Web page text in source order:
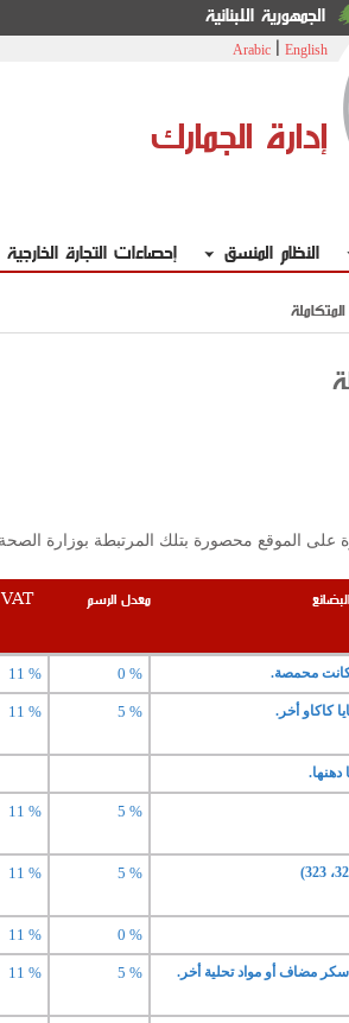
الجمهورية اللبنانية
Arabic English
إدارة الجمارك
النظام المنسق إحصاءات التجارة الخارجية
معدل الرسم VAT
كانت محمصة. 0 %
11 %
كاكاو أخر. 5 %
11 %
دهنها.
5 %
11 %
5 %
11 %
0 %
11 %
مضاف أو مواد تحلية أخر.
5 %
11 %